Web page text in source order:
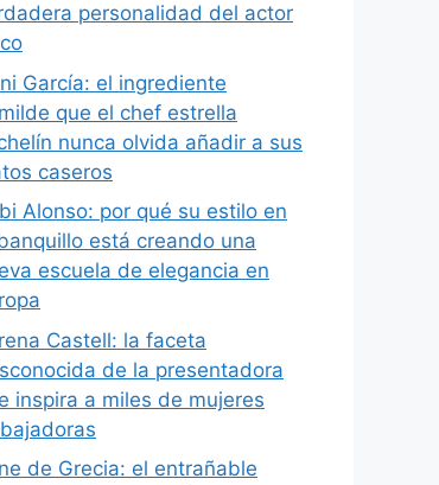
personalidad del actor
García: el ingrediente
que el chef estrella
nunca olvida añadir a sus
caseros
Alonso: por qué su estilo en
está creando una
escuela de elegancia en
Castell: la faceta
de la presentadora
inspira a miles de mujeres
de Grecia: el entrañable